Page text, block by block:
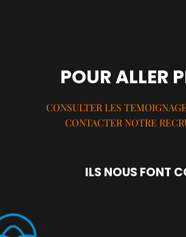
POUR ALLER
CONSULTER LES
CONTACTER NOTRE
ILS NOUS FONT